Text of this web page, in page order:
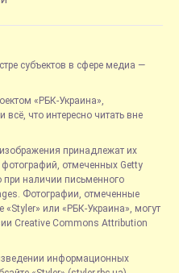
субъектов в сфере медиа —
«РБК-Украина»,
что интересно читать вне
принадлежат их
отмеченных Getty
при наличии письменного
Фотографии, отмеченные
или «РБК-Украина», могут
Creative Commons Attribution
информационных